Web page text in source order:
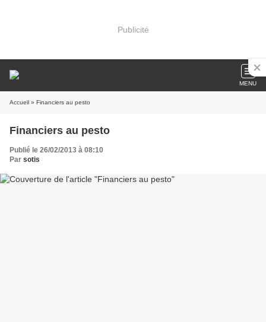
Publicité
MENU
Accueil » Financiers au pesto
Financiers au pesto
Publié le 26/02/2013 à 08:10
Par sotis